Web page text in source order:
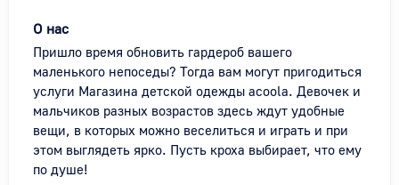
О нас
Пришло время обновить гардероб вашего
маленького непоседы? Тогда вам могут пригодиться
услуги Магазина детской одежды acoola. Девочек и
мальчиков разных возрастов здесь ждут удобные
вещи, в которых можно веселиться и играть и при
этом выглядеть ярко. Пусть кроха выбирает, что ему
по душе!